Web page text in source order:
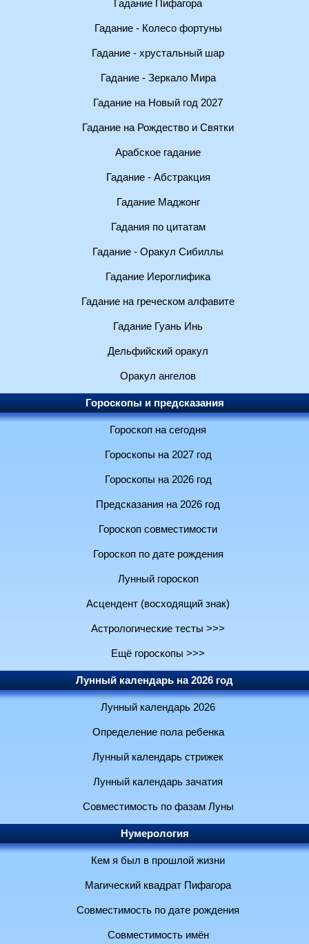
Гадание Пифагора
Гадание - Колесо фортуны
Гадание - хрустальный шар
Гадание - Зеркало Мира
Гадание на Новый год 2027
Гадание на Рождество и Святки
Арабское гадание
Гадание - Абстракция
Гадание Маджонг
Гадания по цитатам
Гадание - Оракул Сибиллы
Гадание Иероглифика
Гадание на греческом алфавите
Гадание Гуань Инь
Дельфийский оракул
Оракул ангелов
Гороскопы и предсказания
Гороскоп на сегодня
Гороскопы на 2027 год
Гороскопы на 2026 год
Предсказания на 2026 год
Гороскоп совместимости
Гороскоп по дате рождения
Лунный гороскоп
Асцендент (восходящий знак)
Астрологические тесты >>>
Ещё гороскопы >>>
Лунный календарь на 2026 год
Лунный календарь 2026
Определение пола ребенка
Лунный календарь стрижек
Лунный календарь зачатия
Совместимость по фазам Луны
Нумерология
Кем я был в прошлой жизни
Магический квадрат Пифагора
Совместимость по дате рождения
Совместимость имён